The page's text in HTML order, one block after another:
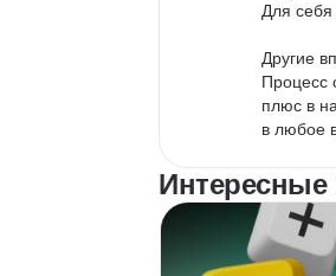
Для себя
Другие
Процесс
плюс в
в любое